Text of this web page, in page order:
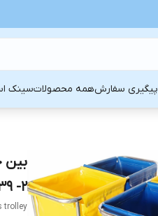
پیگیری سفارشهمه محصولاتسینک
بین
-2
trolley